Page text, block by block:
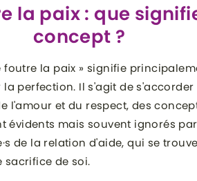
la paix : que
concept ?
foutre la paix » signifie
perfection. Il s'agit de s'accorder
l'amour et du respect, des
évidents mais souvent ignorés
de la relation d'aide, qui se
sacrifice de soi.